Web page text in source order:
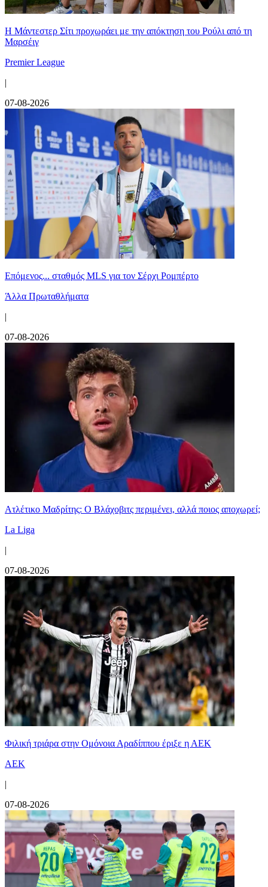
Η Μάντεστερ Σίτι προχωράει με την απόκτηση του Ρούλι από τη
Μαρσέιγ
Premier League
|
07-08-2026
Επόμενος... σταθμός MLS για τον Σέρχι Ρομπέρτο
Άλλα Πρωταθλήματα
|
07-08-2026
Ατλέτικο Μαδρίτης: Ο Βλάχοβιτς περιμένει, αλλά ποιος αποχωρεί;
La Liga
|
07-08-2026
Φιλική τριάρα στην Ομόνοια Αραδίππου έριξε η ΑΕΚ
ΑΕΚ
|
07-08-2026